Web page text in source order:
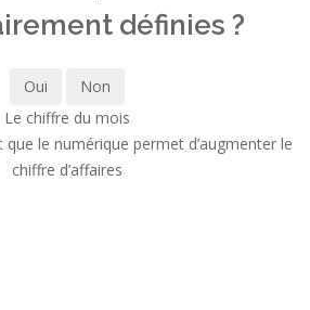
définies ?
Oui
Non
Le chiffre du mois
que le numérique permet d’augmenter le
chiffre d’affaires